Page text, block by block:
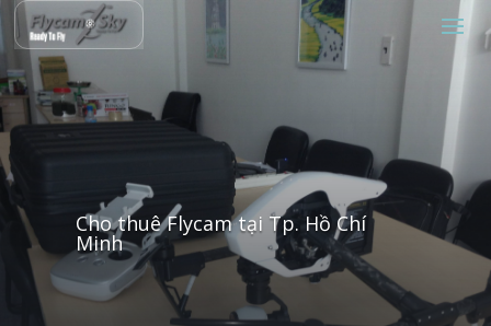
Cho thuê Flycam tại Tp. Hồ Chí
Minh